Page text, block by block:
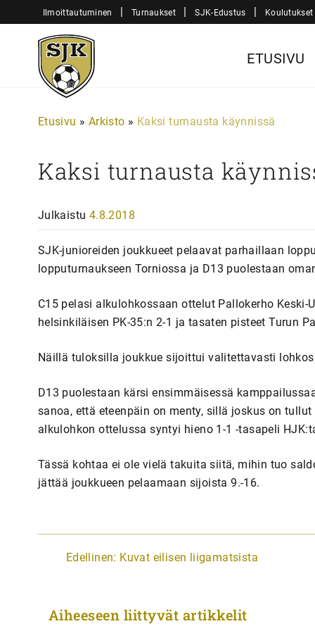
sisältöön
Ilmoittautuminen | Turnaukset | SJK-Edustus | Koulutukset
Sjk-
Juniorit
ETUSIVU
Etusivu » Arkisto » Kaksi turnausta käynnissä
Kaksi turnausta
Julkaistu 4.8.2018
SJK-junioreiden joukkueet pelaavat parhaillaan
lopputurnaukseen Torniossa ja D13 puolestaan
C15 pelasi alkulohkossaan ottelut Pallokerho
helsinkiläisen PK-35:n 2-1 ja tasaten pisteet Turun
Näillä tuloksilla joukkue sijoittui valitettavasti
D13 puolestaan kärsi ensimmäisessä
sanoa, että eteenpäin on menty, sillä joskus on
alkulohkon ottelussa syntyi hieno 1-1 -tasapeli
Tässä kohtaa ei ole vielä takuita siitä, mihin tuo
jättää joukkueen pelaamaan sijoista 9.-16.
A
i
Edellinen: Kuvat eilisen liigamatsista
Aiheeseen liittyvät artikkelit